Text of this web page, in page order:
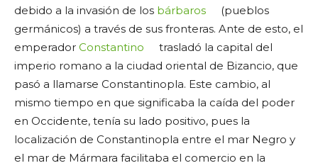
debido a la invasión de los bárbaros
(pueblos
germánicos) a través de sus fronteras. Ante de esto, el
emperador Constantino
trasladó la capital del
imperio romano a la ciudad oriental de Bizancio, que
pasó a llamarse Constantinopla. Este cambio, al
mismo tiempo en que significaba la caída del poder
en Occidente, tenía su lado positivo, pues la
localización de Constantinopla entre el mar Negro y
el mar de Mármara facilitaba el comercio en la